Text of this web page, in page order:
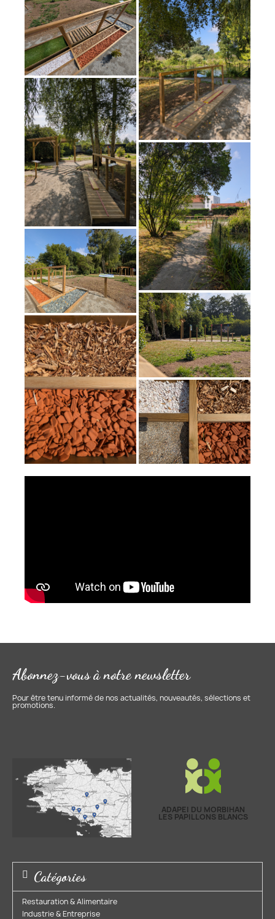
Abonnez-vous à notre newsletter
Pour être tenu informé de nos actualités, nouveautés, sélections et
promotions.
ADAPEI DU MORBIHAN
LES PAPILLONS BLANCS
Catégories
Restauration & Alimentaire
Industrie & Entreprise​